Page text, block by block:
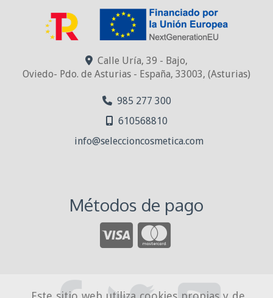
Calle Uría, 39 - Bajo,
Oviedo- Pdo. de Asturias - España, 33003, (Asturias)
985 277 300
610568810
info
seleccioncosmetica.com
Métodos de pago